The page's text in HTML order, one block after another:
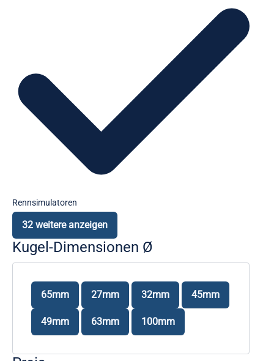
Rennsimulatoren
32 weitere anzeigen
Kugel-Dimensionen Ø
K
g
l
65mm 27mm 32mm 45mm
49mm 63mm 100mm